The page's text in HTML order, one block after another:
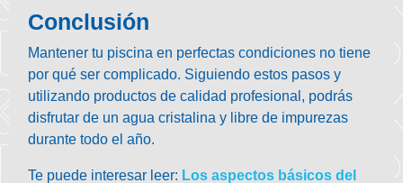
Conclusión
Mantener tu piscina en perfectas condiciones no tiene
por qué ser complicado. Siguiendo estos pasos y
utilizando productos de calidad profesional, podrás
disfrutar de un agua cristalina y libre de impurezas
durante todo el año.
Te puede interesar leer: Los aspectos básicos del